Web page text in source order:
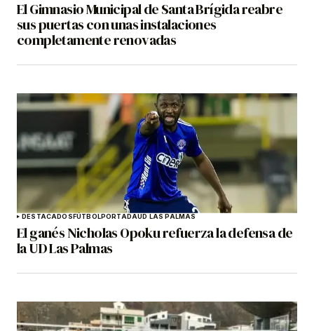
El Gimnasio Municipal de Santa Brígida reabre
sus puertas con unas instalaciones
completamente renovadas
DESTACADOSFÚTBOLPORTADAUD LAS PALMAS
El ganés Nicholas Opoku refuerza la defensa de
la UD Las Palmas